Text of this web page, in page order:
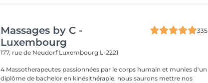
Massages by C -
Luxembourg
335
177, rue de Neudorf Luxembourg L-2221
4 Massotherapeutes passionnées par le corps humain et munies d'un
diplôme de bachelor en kinésithérapie, nous saurons mettre nos